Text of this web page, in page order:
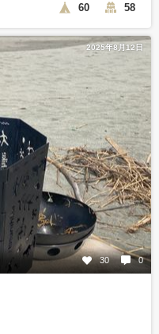
60 58
2025年8月12日
30 0